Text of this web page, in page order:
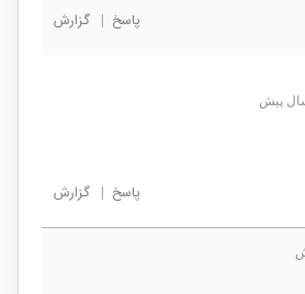
پاسخ | گزارش
پاسخ | گزارش